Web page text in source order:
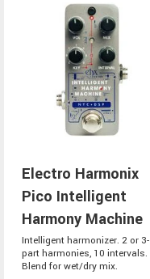
Electro Harmonix
Pico Intelligent
Harmony Machine
Intelligent harmonizer. 2 or 3-
part harmonies, 10 intervals.
Blend for wet/dry mix.